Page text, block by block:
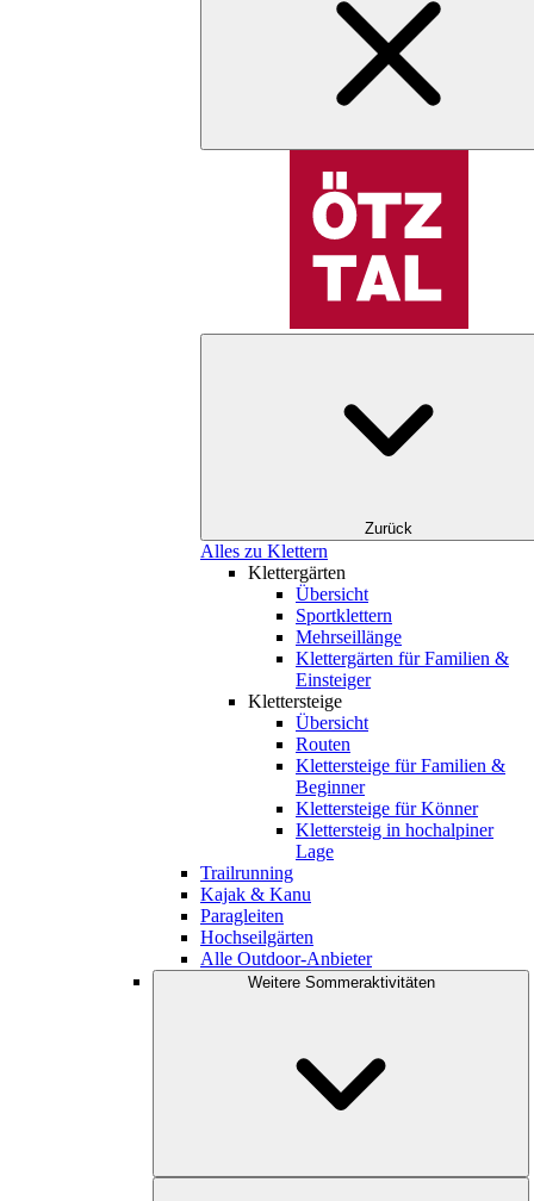
Zurück
Alles zu Klettern
Klettergärten
Übersicht
Sportklettern
Mehrseillänge
Klettergärten für Familien &
Einsteiger
Klettersteige
Übersicht
Routen
Klettersteige für Familien &
Beginner
Klettersteige für Könner
Klettersteig in hochalpiner
Lage
Trailrunning
Kajak & Kanu
Paragleiten
Hochseilgärten
Alle Outdoor-Anbieter
Weitere Sommeraktivitäten